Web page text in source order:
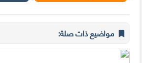
مواضيع ذات صلة: